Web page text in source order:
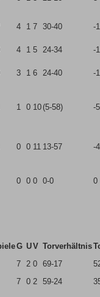
4 1 7 30-40 -
4 1 5 24-34 -
3 1 6 24-40 -
1 0 10(5-58) -
0 0 11 13-57 -
0 0 0 0-0 0
G UV Torverhältnis
7 2 0 69-17
7 0 2 59-24